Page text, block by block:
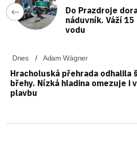
Do Prazdroje
náduvník. Váží
vodu
Dnes Adam Wágner
Hracholuská přehrada odhalila
břehy. Nízká hladina omezuje i
plavbu